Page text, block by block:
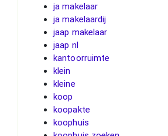
ja makelaar
ja makelaardij
jaap makelaar
jaap nl
kantoorruimte
klein
kleine
koop
koopakte
koophuis